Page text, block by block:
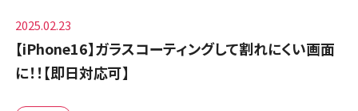
2025.02.23
【iPhone16】ガラスコーティングして割れにくい画面
に！！【即日対応可】